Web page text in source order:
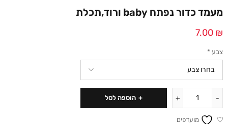
מעמד כדור נפתח baby ורוד,תכלת
7.00 ₪
צבע *
הוספה לסל
מועדפים